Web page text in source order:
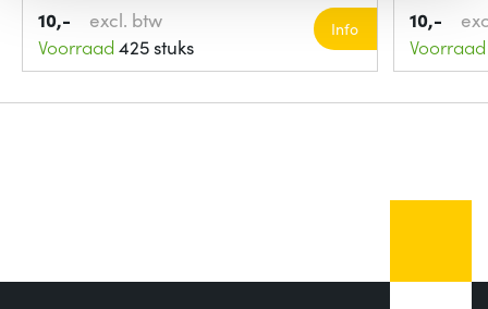
10,-
excl. btw
Voorraad 425 stuks
Info 10,-
Voorraad